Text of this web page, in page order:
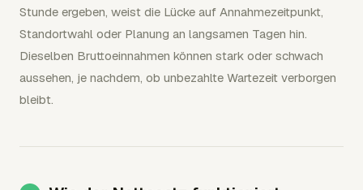
Stunde ergeben, weist die Lücke auf Annahmezeitpunkt,
Standortwahl oder Planung an langsamen Tagen hin.
Dieselben Bruttoeinnahmen können stark oder schwach
aussehen, je nachdem, ob unbezahlte Wartezeit verborgen
bleibt.